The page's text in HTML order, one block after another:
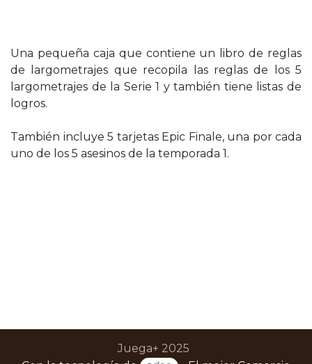
Una pequeña caja que contiene un libro de reglas
de largometrajes que recopila las reglas de los 5
largometrajes de la Serie 1 y también tiene listas de
logros.
También incluye 5 tarjetas Epic Finale, una por cada
uno de los 5 asesinos de la temporada 1.
Juega+ 2025